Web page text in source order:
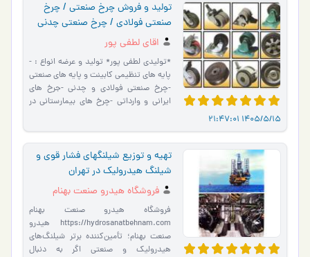
1405/5/15 21:47:01
تولید و فروش چرخ صنعتی / چرخ
صنعتی فولادی / چرخ صنعتی چدنی
اقای لطفی پور
*تولیدی لطفی پور* تولید و عرضه انواع : -
پایه های تنظیمی کابینت و پایه های صنعتی
-چرخ صنعتی فولادی و چدنی -جرخ های
ایرانی و وارداتی -چرخ های بیمارستانی در
تهیه و توزیع شیلنگهای فشار قوی و
شیلنگ هیدرولیک در تهران
فروشگاه هیدرو صنعت بهنام
فروشگاه هیدرو صنعت بهنام
https://hydrosanatbehnam.com هیدرو
صنعت بهنام؛ تأمین‌کننده برتر شیلنگ‌های
هیدرولیک و صنعتی اگر به دنبال